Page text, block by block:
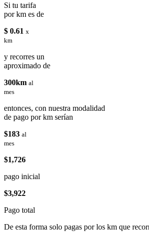
Si tu tarifa
por km es de
$ 0.61 x
km
y recorres un
aproximado de
300km al
mes
entonces, con nuestra modalidad
de pago por km serían
$183 al
mes
$1,726
pago inicial
$3,922
Pago total
De esta forma solo pagas por los km que